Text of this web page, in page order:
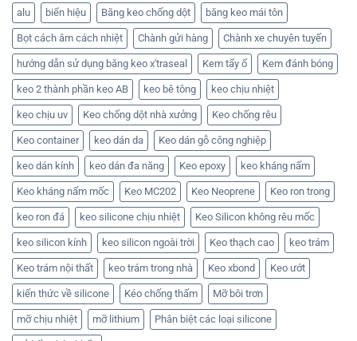
cung
cấp
này
thấm
MC
201
số
lượng
lớn
chính
hãng
mua
keo
chống
mốc
SN
505
X’traseal
chính
hãng,
uy
tín!
alu biển hiệu Băng keo chống dột băng keo mái tôn
Bọt cách âm cách nhiệt Chành gửi hàng Chành xe chuyên tuyến
hướng dẫn sử dụng băng keo x'traseal Kem tẩy ố Kem đánh bóng
keo 2 thành phần keo AB keo bê tông keo chịu nhiệt
keo chịu uv Keo chống dột nhà xưởng Keo chống rêu
Keo container keo dán da Keo dán gỗ công nghiệp
keo dán kính keo dán đa năng Keo epoxy keo kháng nấm
Keo kháng nấm mốc Keo MC202 Keo Neoprene Keo ron trong
keo ron đá keo silicone chịu nhiệt Keo Silicon không rêu mốc
keo silicon kính keo silicon ngoài trời Keo thạch cao keo trám
Keo trám nội thất keo trám trong nhà Keo xbond Keo ướt
kiến thức về silicone Kéo chống thấm Mỡ bôi trơn
mỡ chịu nhiệt mỡ lithium Phân biệt các loại silicone